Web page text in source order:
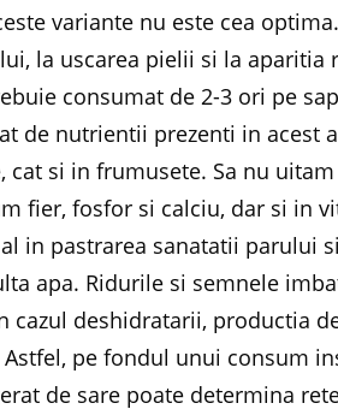
variante nu este cea
la uscarea pielii si la
consumat de 2-3 ori pe
de nutrientii prezenti in acest
cat si in frumusete. Sa nu
fier, fosfor si calciu, dar si in
in pastrarea sanatatii parului
apa. Ridurile si semnele
cazul deshidratarii, productia
pe fondul unui consum
de sare poate determina